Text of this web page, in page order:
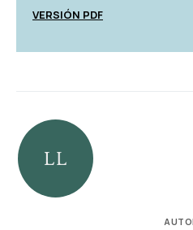
VERSIÓN PDF